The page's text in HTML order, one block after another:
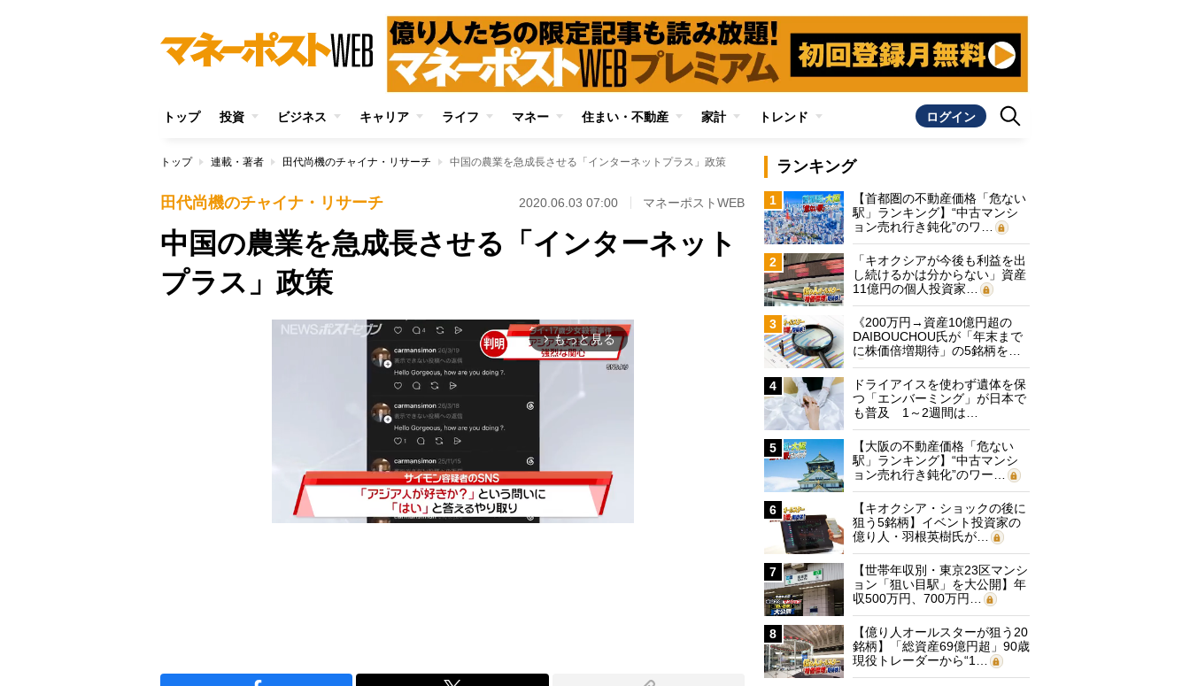
トップ 投資 ビジネス キャリア ライフ マネー 住まい・不動産 家計 トレンド ログイン
トップ 連載・著者 田代尚機のチャイナ・リサーチ 中国の農業を急成長させる「インターネットプラス」政策
田代尚機のチャイナ・リサーチ 2020.06.03 07:00 マネーポストWEB
中国の農業を急成長させる「インターネット
プラス」政策
arrow_forward_ios もっと見る
ランキング
1
【首都圏の不動産価格「危ない
駅」ランキング】“中古マンシ
ョン売れ行き鈍化”のワ…
2
「キオクシアが今後も利益を出
し続けるかは分からない」資産
11億円の個人投資家…
3
《200万円→資産10億円超の
DAIBOUCHOU氏が「年末まで
に株価倍増期待」の5銘柄を…
4
ドライアイスを使わず遺体を保
つ「エンバーミング」が日本で
も普及 1～2週間は…
5
【大阪の不動産価格「危ない
駅」ランキング】“中古マンシ
ョン売れ行き鈍化”のワー…
6
【キオクシア・ショックの後に
狙う5銘柄】イベント投資家の
億り人・羽根英樹氏が…
7
【世帯年収別・東京23区マンシ
ョン「狙い目駅」を大公開】年
収500万円、700万円…
8
【億り人オールスターが狙う20
銘柄】「総資産69億円超」90歳
現役トレーダーから“1…